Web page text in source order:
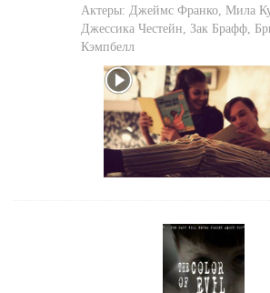
Актеры: Джеймс Франко Мила
Джессика Честейн Зак Брафф
Кэмпбелл